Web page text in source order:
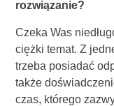
rozwiązanie?
Czeka Was
ciężki temat. Z
trzeba posiadać
także
czas, którego